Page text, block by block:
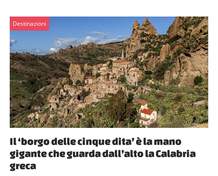
Destinazioni
Il ‘borgo delle cinque dita’ è la mano
gigante che guarda dall’alto la Calabria
greca